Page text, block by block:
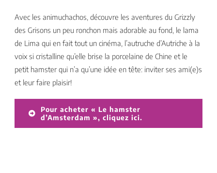
Avec les animuchachos, découvre les aventures du Grizzly
des Grisons un peu ronchon mais adorable au fond, le lama
de Lima qui en fait tout un cinéma, l’autruche d’Autriche à la
voix si cristalline qu’elle brise la porcelaine de Chine et le
petit hamster qui n’a qu’une idée en tête: inviter ses ami(e)s
et leur faire plaisir!
Pour acheter « Le hamster
d’Amsterdam », cliquez ici.